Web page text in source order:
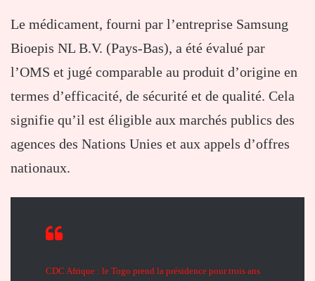
Le médicament, fourni par l’entreprise Samsung
Bioepis NL B.V. (Pays-Bas), a été évalué par
l’OMS et jugé comparable au produit d’origine en
termes d’efficacité, de sécurité et de qualité. Cela
signifie qu’il est éligible aux marchés publics des
agences des Nations Unies et aux appels d’offres
nationaux.
CDC Afrique : le Togo prend la présidence pour trois ans